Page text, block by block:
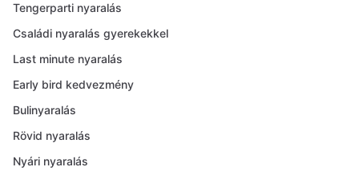
Tengerparti nyaralás
Családi nyaralás gyerekekkel
Last minute nyaralás
Early bird kedvezmény
Bulinyaralás
Rövid nyaralás
Nyári nyaralás